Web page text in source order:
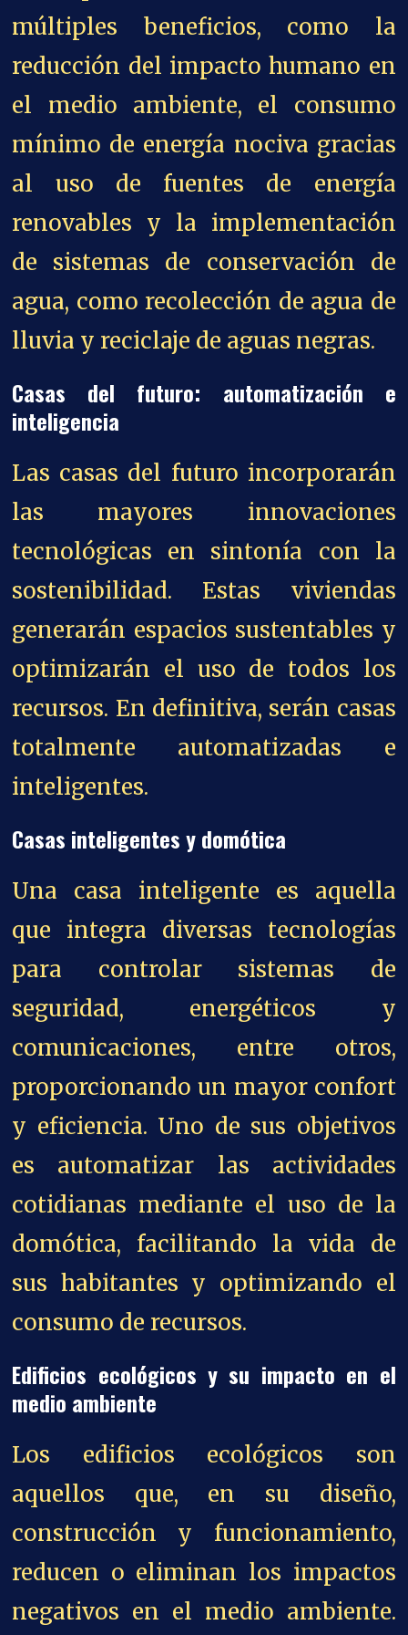
múltiples beneficios, como la
reducción del impacto humano en
el medio ambiente, el consumo
mínimo de energía nociva gracias
al uso de fuentes de energía
renovables y la implementación
de sistemas de conservación de
agua, como recolección de agua de
lluvia y reciclaje de aguas negras.
Casas del futuro: automatización e
inteligencia
Las casas del futuro incorporarán
las mayores innovaciones
tecnológicas en sintonía con la
sostenibilidad. Estas viviendas
generarán espacios sustentables y
optimizarán el uso de todos los
recursos. En definitiva, serán casas
totalmente automatizadas e
inteligentes.
Casas inteligentes y domótica
Una casa inteligente es aquella
que integra diversas tecnologías
para controlar sistemas de
seguridad, energéticos y
comunicaciones, entre otros,
proporcionando un mayor confort
y eficiencia. Uno de sus objetivos
es automatizar las actividades
cotidianas mediante el uso de la
domótica, facilitando la vida de
sus habitantes y optimizando el
consumo de recursos.
Edificios ecológicos y su impacto en el
medio ambiente
Los edificios ecológicos son
aquellos que, en su diseño,
construcción y funcionamiento,
reducen o eliminan los impactos
negativos en el medio ambiente.